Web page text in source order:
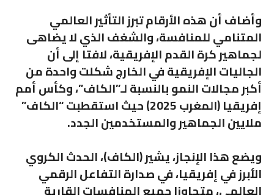
وأضاف أن هذه الأرقام تبرز التأثير العالمي
المتنامي للمنافسة، والشغف الذي لا يضاهى
لجماهير كرة القدم الإفريقية، لافتا إلى أن
الجاليات الإفريقية في الخارج شكلت واحدة من
أكبر مجالات النمو بالنسبة لـ”الكاف”، وكأس أمم
إفريقيا (المغرب 2025) حيث استقطبت “الكاف”
ملايين الجماهير والمستخدمين الجدد.
ويضع هذا الإنجاز، يشير (الكاف)، الحدث الكروي
الأبرز في إفريقيا، في صدارة التفاعل الرقمي